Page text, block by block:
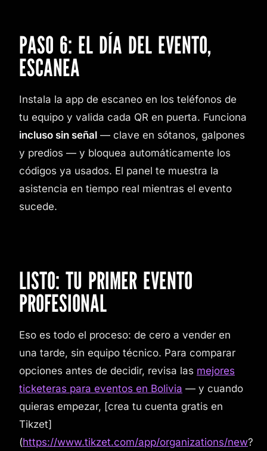
PASO 6: EL DÍA DEL EVENTO,
ESCANEA
Instala la app de escaneo en los teléfonos de
tu equipo y valida cada QR en puerta. Funciona
incluso sin señal — clave en sótanos, galpones
y predios — y bloquea automáticamente los
códigos ya usados. El panel te muestra la
asistencia en tiempo real mientras el evento
sucede.
LISTO: TU PRIMER EVENTO
PROFESIONAL
Eso es todo el proceso: de cero a vender en
una tarde, sin equipo técnico. Para comparar
opciones antes de decidir, revisa las mejores
ticketeras para eventos en Bolivia — y cuando
quieras empezar, [crea tu cuenta gratis en
Tikzet]
(https://www.tikzet.com/app/organizations/new?